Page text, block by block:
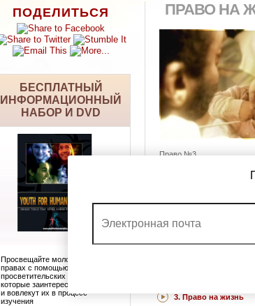
ПОДЕЛИТЬСЯ
БЕСПЛАТНЫЙ
ИНФОРМАЦИОННЫЙ
НАБОР И DVD
Просвещайте молодёжь об их
правах с помощью
просветительских наборов,
которые заинтересуют учащихся
и вовлекут их в процесс
изучения
ПРАВО НА
Право №3
ДРУГИЕ ВИДЕО
1. Мы все рождены
3. Право на жизнь